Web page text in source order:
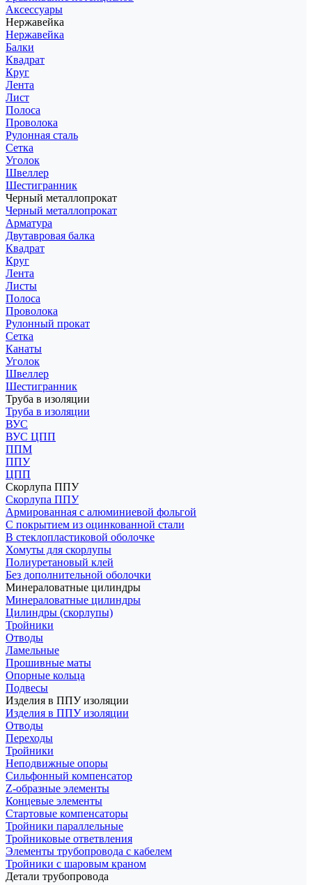
Аксессуары
Нержавейка
Нержавейка
Балки
Квадрат
Круг
Лента
Лист
Полоса
Проволока
Рулонная сталь
Сетка
Уголок
Швеллер
Шестигранник
Черный металлопрокат
Черный металлопрокат
Арматура
Двутавровая балка
Квадрат
Круг
Лента
Листы
Полоса
Проволока
Рулонный прокат
Сетка
Канаты
Уголок
Швеллер
Шестигранник
Труба в изоляции
Труба в изоляции
ВУС
ВУС ЦПП
ППМ
ППУ
ЦПП
Скорлупа ППУ
Скорлупа ППУ
Армированная с алюминиевой фольгой
С покрытием из оцинкованной стали
В стеклопластиковой оболочке
Хомуты для скорлупы
Полиуретановый клей
Без дополнительной оболочки
Минераловатные цилиндры
Минераловатные цилиндры
Цилиндры (скорлупы)
Тройники
Отводы
Ламельные
Прошивные маты
Опорные кольца
Подвесы
Изделия в ППУ изоляции
Изделия в ППУ изоляции
Отводы
Переходы
Тройники
Неподвижные опоры
Cильфонный компенсатор
Z-образные элементы
Концевые элементы
Стартовые компенсаторы
Тройники параллельные
Тройниковые ответвления
Элементы трубопровода с кабелем
Тройники с шаровым краном
Детали трубопровода